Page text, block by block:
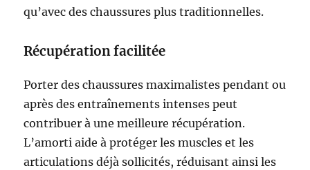
qu’avec des chaussures plus traditionnelles.
Récupération facilitée
Porter des chaussures maximalistes pendant ou
après des entraînements intenses peut
contribuer à une meilleure récupération.
L’amorti aide à protéger les muscles et les
articulations déjà sollicités, réduisant ainsi les